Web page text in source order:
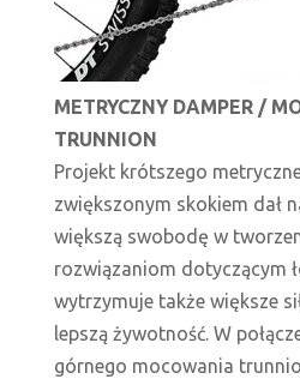
METRYCZNY DAMPER /
TRUNNION
Projekt krótszego
zwiększonym skokiem dał
większą swobodę w
rozwiązaniom dotyczącym
wytrzymuje także większe
lepszą żywotność. W
górnego mocowania